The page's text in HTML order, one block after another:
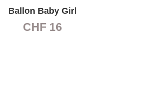
Ballon Baby Girl
CHF 16